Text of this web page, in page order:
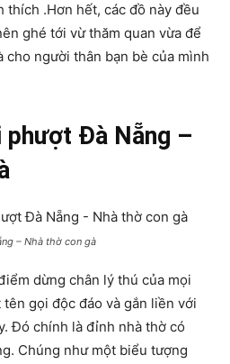
thích .Hơn hết, các đồ này đều
ghé tới vừ thăm quan vừa để
cho người thân bạn bè của mình
phượt Đà Nẵng –
– Nhà thờ con gà
dừng chân lý thú của mọi
gọi độc đáo và gắn liền với
Đó chính là đỉnh nhà thờ có
Chúng như một biểu tượng